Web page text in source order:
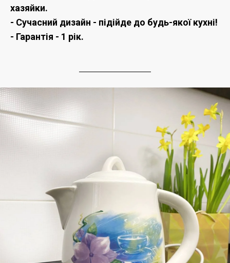
хазяйки.
- Сучасний дизайн - підійде до будь-якої кухні!
- Гарантія - 1 рік.